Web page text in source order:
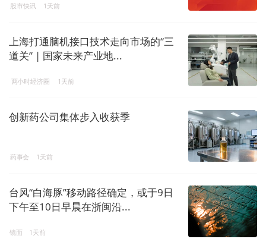
股市快讯 1天前
上海打通脑机接口技术走向市场的“三
道关” | 国家未来产业地...
两小时经济圈 1天前
创新药公司集体步入收获季
药事会 1天前
台风“白海豚”移动路径确定，或于9日
下午至10日早晨在浙闽沿...
镜面 1天前